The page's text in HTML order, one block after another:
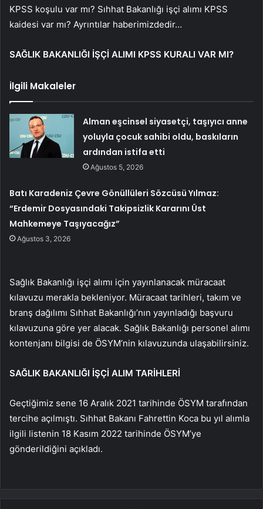
KPSS koşulu var mı? Sıhhat Bakanlığı işçi alımı KPSS
kaidesi var mı? Ayrıntılar haberimizdedir…
SAĞLIK BAKANLIĞI İŞÇİ ALIMI KPSS KURALI VAR MI?
İlgili Makaleler
Alman eşcinsel siyasetçi, taşıyıcı anne
yoluyla çocuk sahibi oldu, baskıların
ardından istifa etti
Ağustos 5, 2026
Batı Karadeniz Çevre Gönüllüleri Sözcüsü Yılmaz:
“Erdemir Dosyasındaki Takipsizlik Kararını Üst
Mahkemeye Taşıyacağız”
Ağustos 3, 2026
Sağlık Bakanlığı işçi alımı için yayınlanacak müracaat
kılavuzu merakla bekleniyor. Müracaat tarihleri, takım ve
branş dağılımı Sıhhat Bakanlığı’nın yayınladığı başvuru
kılavuzuna göre yer alacak. Sağlık Bakanlığı personel alımı
kontenjanı bilgisi de ÖSYM’nin kılavuzunda ulaşabilirsiniz.
SAĞLIK BAKANLIĞI İŞÇİ ALIM TARİHLERİ
Geçtiğimiz sene 16 Aralık 2021 tarihinde ÖSYM tarafından
tercihe açılmıştı. Sıhhat Bakanı Fahrettin Koca bu yıl alımla
ilgili listenin 18 Kasım 2022 tarihinde ÖSYM’ye
gönderildiğini açıkladı.